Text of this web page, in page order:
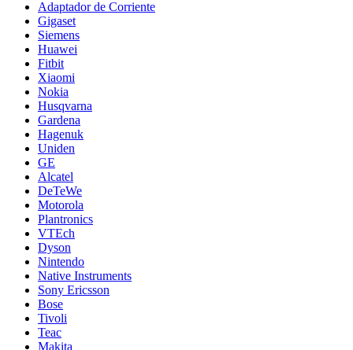
Adaptador de Corriente
Gigaset
Siemens
Huawei
Fitbit
Xiaomi
Nokia
Husqvarna
Gardena
Hagenuk
Uniden
GE
Alcatel
DeTeWe
Motorola
Plantronics
VTEch
Dyson
Nintendo
Native Instruments
Sony Ericsson
Bose
Tivoli
Teac
Makita